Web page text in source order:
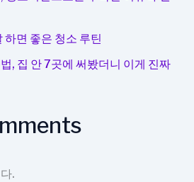
하면 좋은 청소 루틴
, 집 안 7곳에 써봤더니 이게 진짜
.